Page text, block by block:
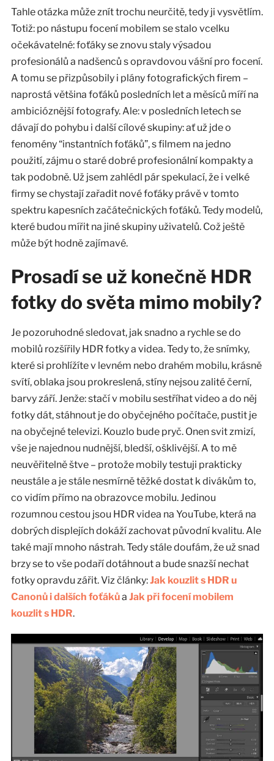
Tahle otázka může znít trochu neurčitě, tedy ji vysvětlím.
Totiž: po nástupu focení mobilem se stalo vcelku
očekávatelné: foťáky se znovu staly výsadou
profesionálů a nadšenců s opravdovou vášní pro focení.
A tomu se přizpůsobily i plány fotografických firem –
naprostá většina foťáků posledních let a měsíců míří na
ambicióznější fotografy. Ale: v posledních letech se
dávají do pohybu i další cílové skupiny: ať už jde o
fenomény “instantních foťáků”, s filmem na jedno
použití, zájmu o staré dobré profesionální kompakty a
tak podobně. Už jsem zahlédl pár spekulací, že i velké
firmy se chystají zařadit nové foťáky právě v tomto
spektru kapesních začátečnických foťáků. Tedy modelů,
které budou mířit na jiné skupiny uživatelů. Což ještě
může být hodně zajímavé.
Prosadí se už konečně HDR
fotky do světa mimo mobily?
Je pozoruhodné sledovat, jak snadno a rychle se do
mobilů rozšířily HDR fotky a videa. Tedy to, že snímky,
které si prohlížíte v levném nebo drahém mobilu, krásně
svítí, oblaka jsou prokreslená, stíny nejsou zalité černí,
barvy září. Jenže: stačí v mobilu sestříhat video a do něj
fotky dát, stáhnout je do obyčejného počítače, pustit je
na obyčejné televizi. Kouzlo bude pryč. Onen svit zmizí,
vše je najednou nudnější, bledší, ošklivější. A to mě
neuvěřitelně štve – protože mobily testuji prakticky
neustále a je stále nesmírně těžké dostat k divákům to,
co vidím přímo na obrazovce mobilu. Jedinou
rozumnou cestou jsou HDR videa na YouTube, která na
dobrých displejích dokáží zachovat původní kvalitu. Ale
také mají mnoho nástrah. Tedy stále doufám, že už snad
brzy se to vše podaří dotáhnout a bude snazší nechat
fotky opravdu zářit. Viz články:Jak kouzlit s HDR u
Canonů i dalších foťákůa Jak při focení mobilem
kouzlit s HDR.